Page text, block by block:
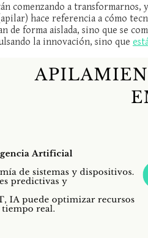
comenzando a
hace referencia a cómo
de forma aislada, sino que se
la innovación, sino que